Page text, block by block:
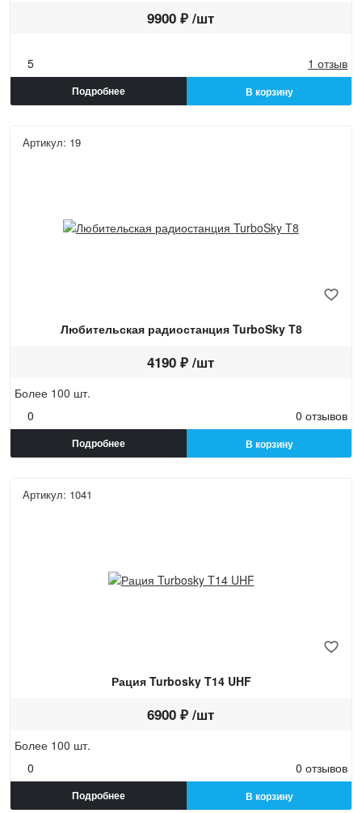
9900 ₽ /шт
5 1 отзыв
Подробнее В корзину
Артикул: 19
Любительская радиостанция TurboSky T8
4190 ₽ /шт
Более 100 шт.
0
0 отзывов
Подробнее В корзину
Артикул: 1041
Рация Turbosky T14 UHF
6900 ₽ /шт
Более 100 шт.
0
0 отзывов
Подробнее В корзину